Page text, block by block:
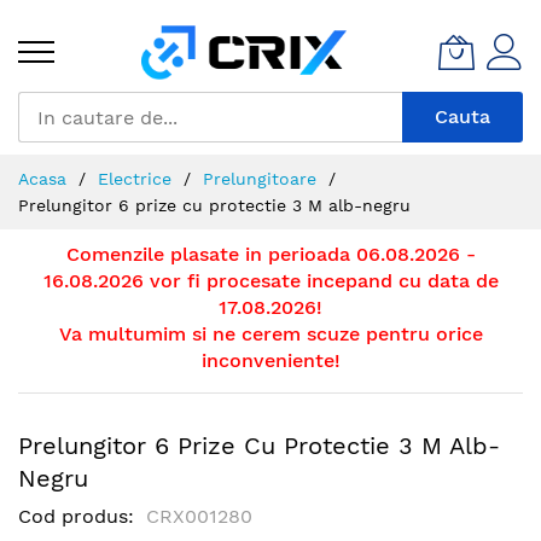
Continut
Cauta
Acasa Electrice
Prelungitoare
Prelungitor 6 prize cu protectie 3 M alb-negru
Comenzile plasate in perioada 06.08.2026 -
16.08.2026 vor fi procesate incepand cu data de
17.08.2026!
Va multumim si ne cerem scuze pentru orice
inconveniente!
Prelungitor 6 Prize Cu Protectie 3 M Alb-
Negru
Cod produs CRX001280